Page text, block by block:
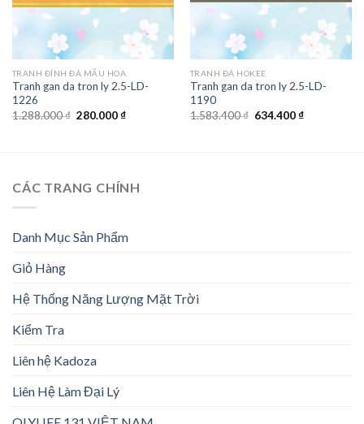
TRANH ĐÍNH ĐÁ MẪU HOA
Tranh gan da tron ly 2.5-LD-
1226
1.288.000₫ Giá
280.000₫Giá
TRANH ĐÁ HOKEE
Tranh gan da tron ly 2.5-LD-
1190
1.583.400₫ Giá
634.400₫Giá
CÁC TRANG CHÍNH
Danh Mục Sản Phẩm
Giỏ Hàng
Hệ Thống Năng Lượng Mặt Trời
Kiểm Tra
Liên hệ Kadoza
Liên Hệ Làm Đại Lý